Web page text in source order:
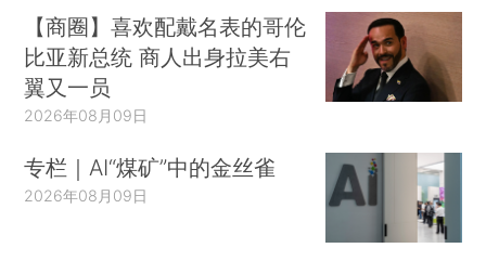
【商圈】喜欢配戴名表的哥伦
比亚新总统 商人出身拉美右
翼又一员
2026年08月09日
专栏｜AI“煤矿”中的金丝雀
2026年08月09日